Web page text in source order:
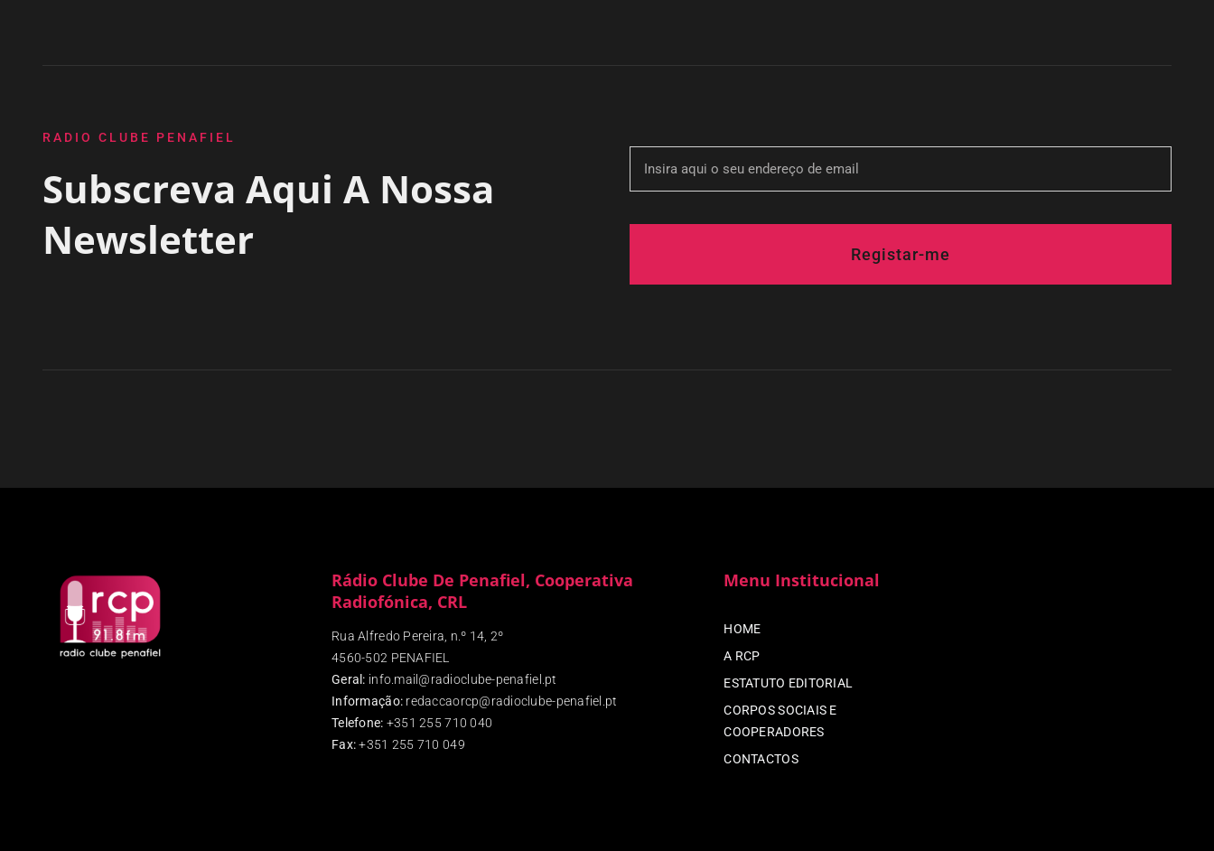
RADIO CLUBE PENAFIEL
Subscreva Aqui A Nossa
Newsletter
Registar-me
Rádio Clube De Penafiel, Cooperativa
Radiofónica, CRL
Rua Alfredo Pereira, n.º 14, 2º
4560-502 PENAFIEL
Geral: info.mail@radioclube-penafiel.pt
Informação: redaccaorcp@radioclube-penafiel.pt
Telefone: +351 255 710 040
Fax:+351 255 710 049
Menu Institucional
HOME
A RCP
ESTATUTO EDITORIAL
CORPOS SOCIAIS E
COOPERADORES
CONTACTOS